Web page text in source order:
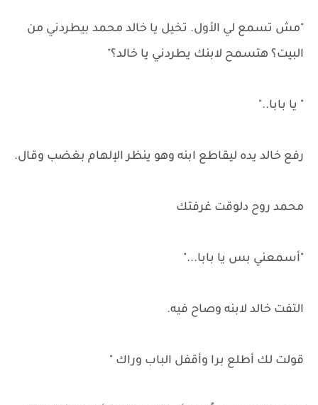
"مش تسمع لي الأول. تخيل يا خالد محمد بيطردني من
البيت؟ هتسمح لابنك يطردني يا خالد؟"
" يا بابا.."
رفع خالد يده ليقاطع ابنه وهو ينظر الإلهام بغضب وقال.
محمد روح دلوقت غرفتك
"أسمعني بس يا بابا..."
التفت خالد لابنه وصاح فيه.
قولت لك أطلع برا وأقفل الباب وراك "